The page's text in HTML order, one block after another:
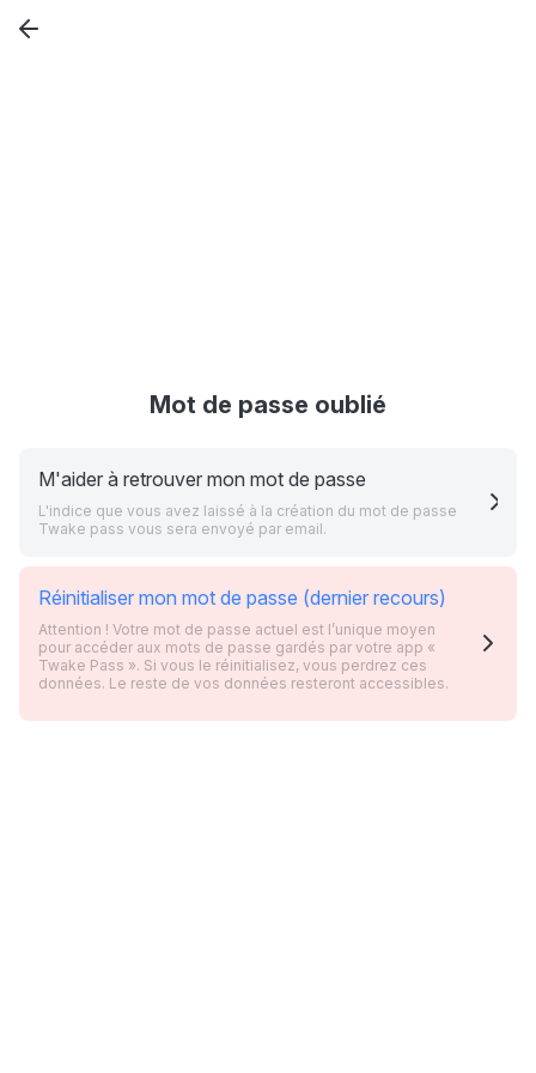
Mot de passe oublié
M'aider à retrouver mon mot de passe
L'indice que vous avez laissé à la création du mot de passe
Twake pass vous sera envoyé par email.
Réinitialiser mon mot de passe (dernier recours)
Attention ! Votre mot de passe actuel est l’unique moyen
pour accéder aux mots de passe gardés par votre app «
Twake Pass ». Si vous le réinitialisez, vous perdrez ces
données. Le reste de vos données resteront accessibles.